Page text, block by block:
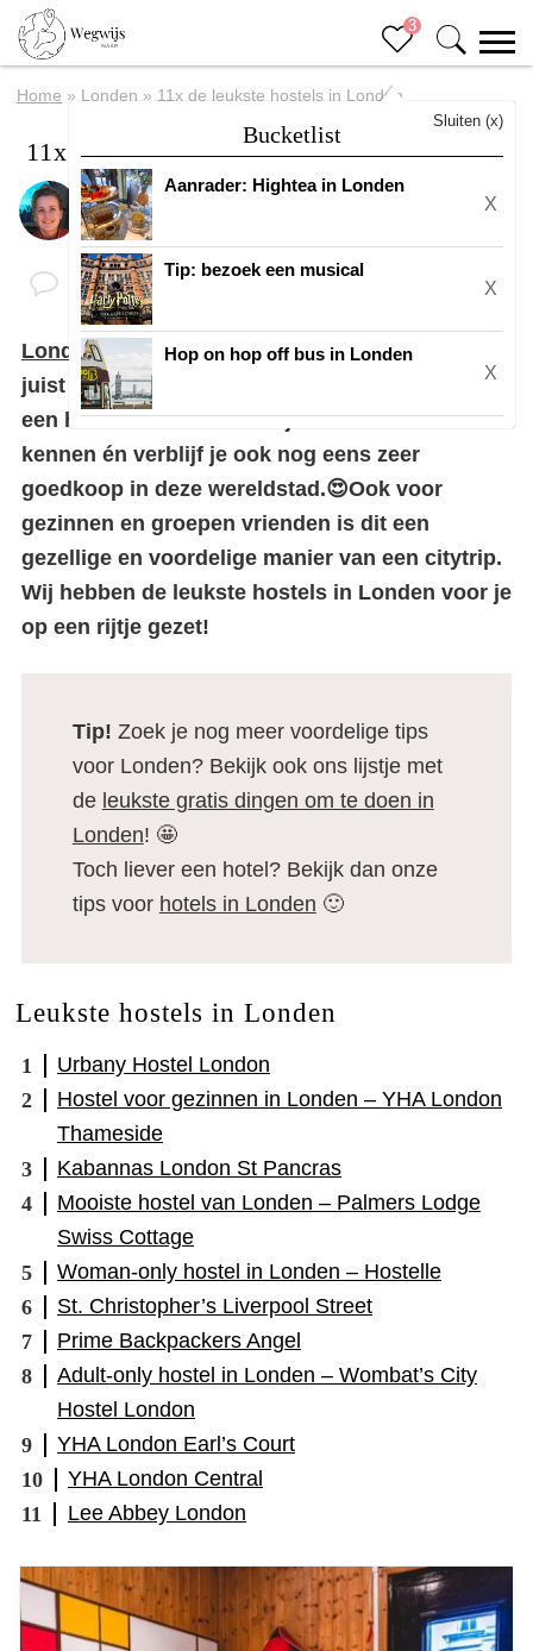
3
Bucketlist
Sluiten (x)
Aanrader: Hightea in Londen
X
Tip: bezoek een musical
X
Hop on hop off bus in Londen
X
Home » Londen » 11x de leukste hostels in Londen
11x de leukste hostels in Londen
DoorSuuz
Londenis een geweldige stad om te bezoeken,
juist ook voor backpackers en solo-reizigers. In
een hostel in Londen leer je de leukste mensen
kennen én verblijf je ook nog eens zeer
goedkoop in deze wereldstad.😍Ook voor
gezinnen en groepen vrienden is dit een
gezellige en voordelige manier van een citytrip.
Wij hebben de leukste hostels in Londen voor je
op een rijtje gezet!
Tip! Zoek je nog meer voordelige tips
voor Londen? Bekijk ook ons lijstje met
de leukste gratis dingen om te doen in
Londen! 🤩
Toch liever een hotel? Bekijk dan onze
tips voor hotels in Londen 🙂
Leukste hostels in Londen
Urbany Hostel London
Hostel voor gezinnen in Londen – YHA London
Thameside
Kabannas London St Pancras
Mooiste hostel van Londen – Palmers Lodge
Swiss Cottage
Woman-only hostel in Londen – Hostelle
St. Christopher’s Liverpool Street
Prime Backpackers Angel
Adult-only hostel in Londen – Wombat’s City
Hostel London
YHA London Earl’s Court
YHA London Central
Lee Abbey London